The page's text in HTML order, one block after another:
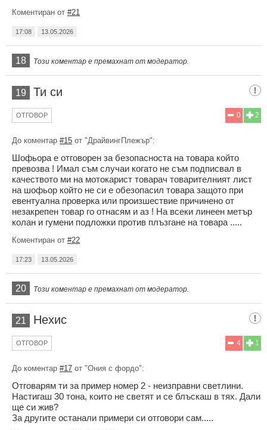
Коментиран от #21
17:08 13.05.2026
18 Този коментар е премахнат от модератор.
19 Ти си
2
0
ОТГОВОР
До коментар #15 от "ДрайвингПлежър":
Шофьора е отговорен за безопасноста на товара който
превозва ! Имал съм случаи когато не съм подписвал в
качеството ми на мотокарист товарач товарителният лист
на шофьор който не си е обезопасил товара защото при
евентуална проверка или произшествие причинено от
незакрепен товар го отнасям и аз ! На всеки линеен метър
колан и гумени подложки против плъзгане на товара .....
Коментиран от #22
17:23 13.05.2026
20 Този коментар е премахнат от модератор.
21 Нехис
1
4
ОТГОВОР
До коментар #17 от "Ония с фордо":
Отговарям ти за пример номер 2 - неизправни светлини.
Настигаш 30 тона, които не светят и се блъскаш в тях. Дали
ще си жив?
За другите останали примери си отговори сам.....